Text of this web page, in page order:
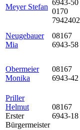
Meyer Stefan
6943-50
0170
7942402
Neugebauer
Mia
08167
6943-58
Obermeier
Monika
08167
6943-42
Priller
Helmut
Erster
Bürgermeister
08167
6943-18